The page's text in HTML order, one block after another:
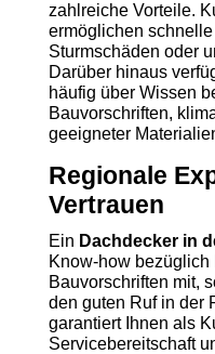
zahlreiche Vorteile.
ermöglichen
Sturmschäden oder
Darüber hinaus
häufig über Wissen
Bauvorschriften,
geeigneter
Regionale
Vertrauen
Ein Dachdecker in
Know-how bezüglich
Bauvorschriften mit,
den guten Ruf in der
garantiert Ihnen als
Servicebereitschaft